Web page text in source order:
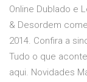
Online Dublado e
& Desordem
2014. Confira a
Tudo o que
aqui. Novidades